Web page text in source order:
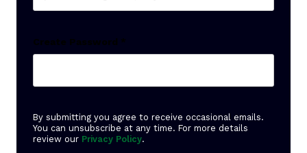
Create Password *
By submitting you agree to receive occasional emails.
You can unsubscribe at any time. For more details
review our Privacy Policy.